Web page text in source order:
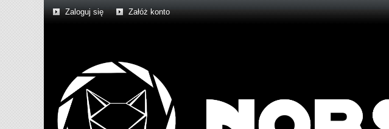
Zaloguj się Załóż konto